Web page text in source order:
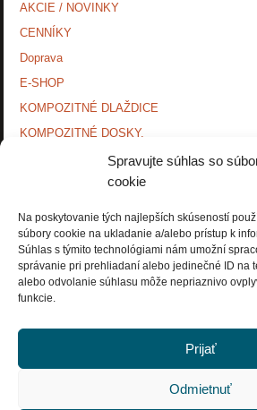
Spravujte súhlas so
cookie
Na poskytovanie tých najlepších skúseností
súbory cookie na ukladanie a/alebo prístup k
Súhlas s týmito technológiami nám umožní
správanie pri prehliadaní alebo jedinečné ID na
alebo odvolanie súhlasu môže nepriaznivo
funkcie.
Prijať
Odmietnuť
AKCIE / NOVINKY
CENNÍKY
Doprava
E-SHOP
KOMPOZITNÉ DLAŽDICE
KOMPOZITNÉ DOSKY.
MONTÁŽNE NÁVODY
OCHRANA OSOBNÝCH ÚDAJOV
PRÍSLUŠENSTVO.
Zásady používania súborov cookie (EÚ)
Copyright © Rosnička Slovakia, a.s.